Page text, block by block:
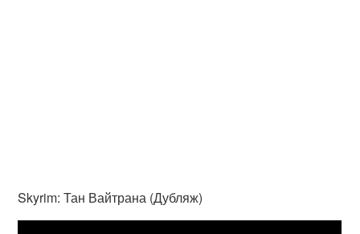
Skyrim: Тан Вайтрана (Дубляж)